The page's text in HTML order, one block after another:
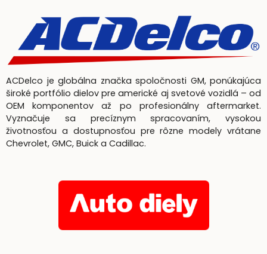
ACDelco je globálna značka spoločnosti GM, ponúkajúca
široké portfólio dielov pre americké aj svetové vozidlá – od
OEM komponentov až po profesionálny aftermarket.
Vyznačuje sa precíznym spracovaním, vysokou
životnosťou a dostupnosťou pre rôzne modely vrátane
Chevrolet, GMC, Buick a Cadillac.